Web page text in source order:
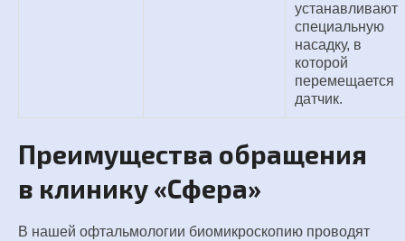
устанавливают
специальную
насадку, в
которой
перемещается
датчик.
Преимущества обращения
в клинику «Сфера»
В нашей офтальмологии биомикроскопию проводят